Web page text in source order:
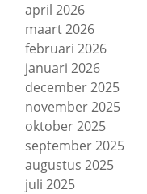
april 2026
maart 2026
februari 2026
januari 2026
december 2025
november 2025
oktober 2025
september 2025
augustus 2025
juli 2025